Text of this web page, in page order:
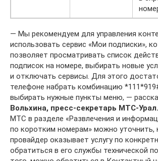
— Мы рекомендуем для управления
использовать сервис «Мои подписки»,
позволяет просматривать список
подписок на номере, выбирать новые
и отключать сервисы. Для этого
телефоне набрать комбинацию
выбирать нужные пункты меню, —
Вольхина, пресс-секретарь МТС-Урал.
МТС в разделе «Развлечения и
по коротким номерам» можно уточнить,
провайдер оказывает услугу по
обратиться в его службы технической